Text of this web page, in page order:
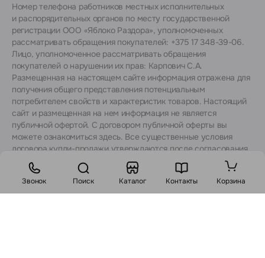
Номер телефона работников местных исполнительных
и распорядительных органов по месту государственной
регистрации ООО «Яблоко Раздора», уполномоченных
рассматривать обращения покупателей: +375 17 348-39-06.
Лицо, уполномоченное рассматривать обращения
покупателей о нарушении их прав: Карпович С.А.
Размещенная на настоящем сайте информация отражена для
получения общего представления потенциальным
потребителем свойств и характеристик товаров. Настоящий
сайт и размещенная на нем информация не является
публичной офертой. С договором публичной оферты вы
можете ознакомиться здесь. Все существенные условия
договора купли-продажи утверждаются после согласования
с консультантами.
Звонок Поиск Каталог Контакты Корзина